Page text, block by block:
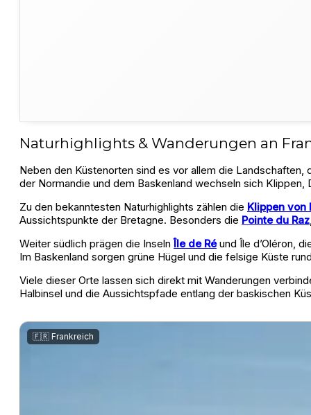
Naturhighlights & Wanderungen an
Neben den Küstenorten sind es vor allem die
der Normandie und dem Baskenland wechseln sich
Zu den bekanntesten Naturhighlights zählen die Klippen von
Aussichtspunkte der Bretagne. Besonders die Pointe du Raz
Weiter südlich prägen die InselnÎle de Réund Île d’Oléron,
Im Baskenland sorgen grüne Hügel und die felsige Küste
Viele dieser Orte lassen sich direkt mit Wanderungen
Halbinsel und die Aussichtspfade entlang der baskischen
🇫🇷 Frankreich